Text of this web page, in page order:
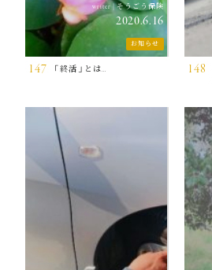
147 「終活」とは…
writer |そうごう保険
2020.6.16
お知らせ
148